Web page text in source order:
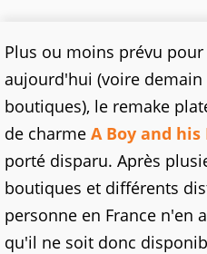
Plus ou moins prévu
aujourd'hui (voire demain
boutiques), le remake
de charme A Boy and his
porté disparu. Après
boutiques et différents
personne en France n'en
qu'il ne soit donc